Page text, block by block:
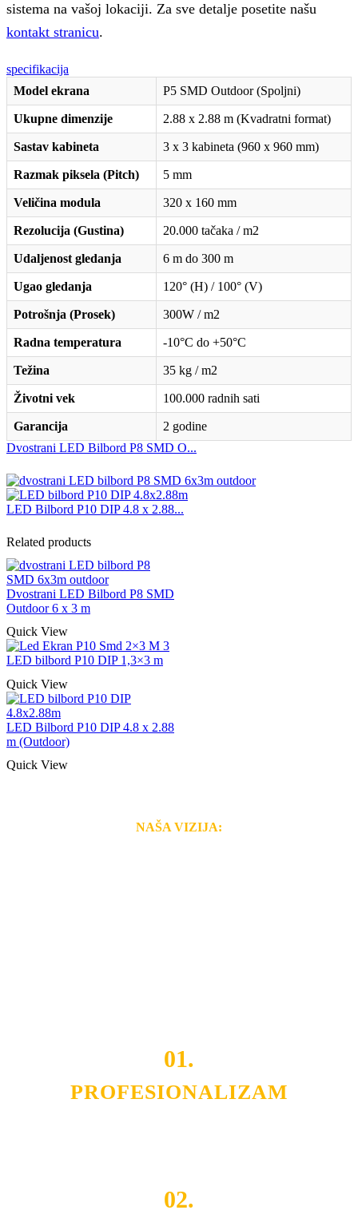
sistema na vašoj lokaciji. Za sve detalje posetite našu
kontakt stranicu.
specifikacija
Model ekrana
P5 SMD Outdoor (Spoljni)
Ukupne dimenzije 2.88 x 2.88 m (Kvadratni format)
Sastav kabineta 3 x 3 kabineta (960 x 960 mm)
Razmak piksela (Pitch) 5 mm
Veličina modula 320 x 160 mm
Rezolucija (Gustina) 20.000 tačaka / m2
Udaljenost gledanja 6 m do 300 m
Ugao gledanja 120° (H) / 100° (V)
Potrošnja (Prosek) 300W / m2
Radna temperatura -10°C do +50°C
Težina 35 kg / m2
Životni vek 100.000 radnih sati
Garancija
2 godine
Dvostrani LED Bilbord P8 SMD O...
LED Bilbord P10 DIP 4.8 x 2.88...
Related products
Dvostrani LED Bilbord P8 SMD
Outdoor 6 x 3 m
Quick View
LED bilbord P10 DIP 1,3×3 m
Quick View
LED Bilbord P10 DIP 4.8 x 2.88
m (Outdoor)
Quick View
NAŠA VIZIJA:
01.
PROFESIONALIZAM
02.